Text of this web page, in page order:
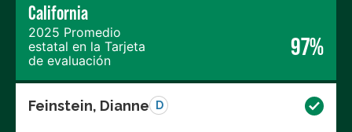
California
2025 Promedio
estatal en la Tarjeta
de evaluación
97%
Feinstein, Dianne D